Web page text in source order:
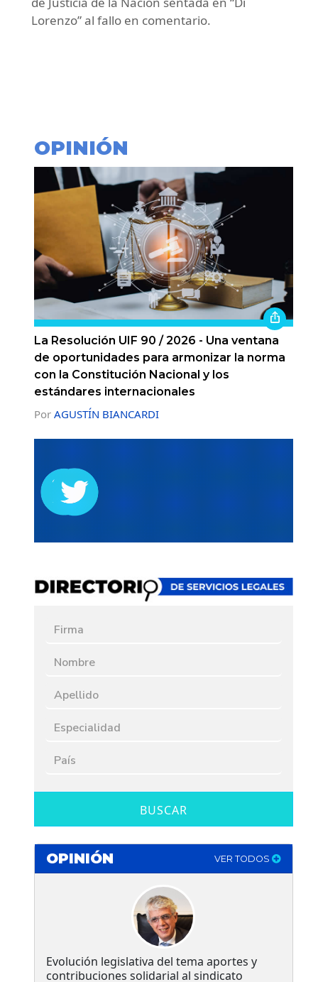
Lorenzo” al fallo en comentario.
OPINIÓN
La Resolución UIF 90 / 2026 - Una ventana
de oportunidades para armonizar la norma
con la Constitución Nacional y los
estándares internacionales
Por AGUSTÍN BIANCARDI
BUSCAR
OPINIÓN VER TODOS
Evolución legislativa del tema aportes y
contribuciones solidarial al sindicato